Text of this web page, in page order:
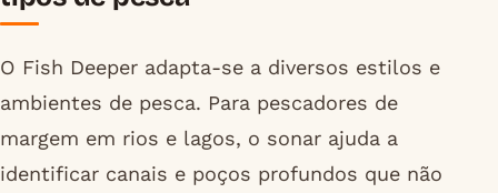
O Fish Deeper adapta-se a diversos estilos e
ambientes de pesca. Para pescadores de
margem em rios e lagos, o sonar ajuda a
identificar canais e poços profundos que não